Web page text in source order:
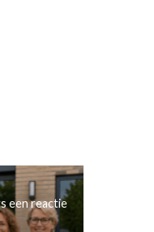
een reactie